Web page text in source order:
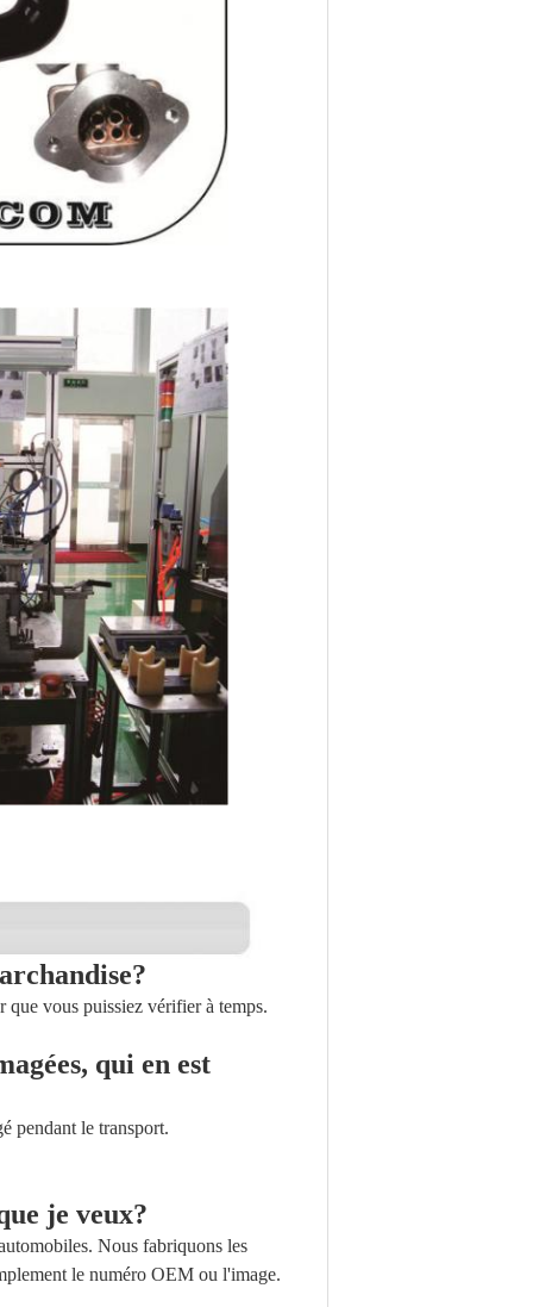
que vous puissiez vérifier à temps.
qui en est
pendant le transport.
je veux?
Nous fabriquons les
le numéro OEM ou l'image.